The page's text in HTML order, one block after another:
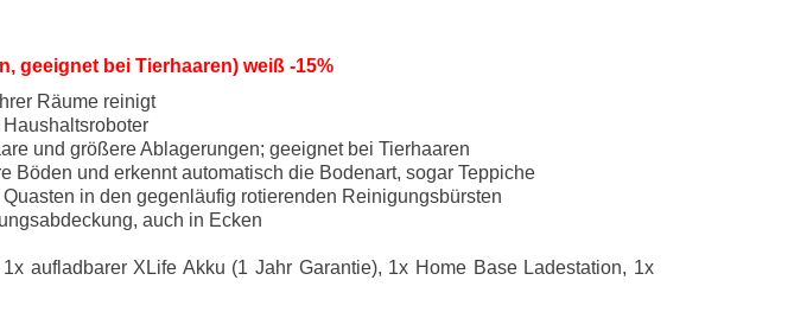
geeignet bei Tierhaaren) weiß -15%
Räume reinigt
und größere Ablagerungen; geeignet bei Tierhaaren
Böden und erkennt automatisch die Bodenart, sogar Teppiche
in den gegenläufig rotierenden Reinigungsbürsten
auch in Ecken
aufladbarer XLife Akku (1 Jahr Garantie), 1x Home Base Ladestation, 1x